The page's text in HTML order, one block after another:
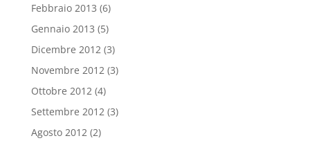
Febbraio 2013 (6)
Gennaio 2013 (5)
Dicembre 2012 (3)
Novembre 2012 (3)
Ottobre 2012 (4)
Settembre 2012 (3)
Agosto 2012 (2)